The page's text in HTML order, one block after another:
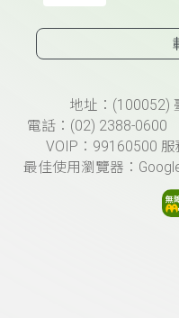
頁尾資訊地址：(100052)
電話：(02) 2388-0600
VOIP：99160500
最佳使用瀏覽器：